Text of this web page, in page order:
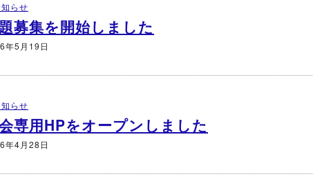
らせ
募集を開始しました
年5月19日
らせ
専用HPをオープンしました
年4月28日